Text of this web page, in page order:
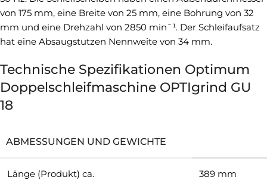
von 175 mm, eine Breite von 25 mm, eine Bohrung von 32
mm und eine Drehzahl von 2850 min¯¹. Der Schleifaufsatz
hat eine Absaugstutzen Nennweite von 34 mm.
Technische Spezifikationen Optimum
Doppelschleifmaschine OPTIgrind GU
18
ABMESSUNGEN UND GEWICHTE
Länge (Produkt) ca. 389 mm